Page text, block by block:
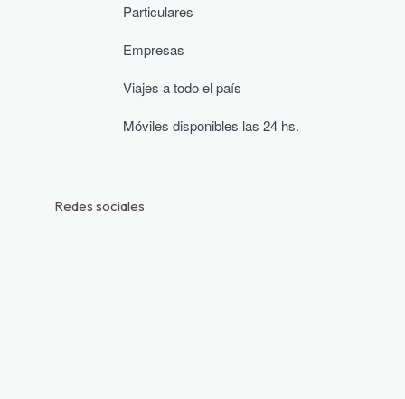
Particulares
Empresas
Viajes a todo el país
Móviles disponibles las 24 hs.
Redes sociales